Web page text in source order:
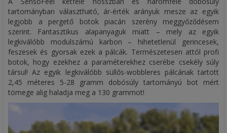
tartományban választható, ár-érték arányuk mesze az egyik
legjobb a pergető botok piacán szerény meggyőződésem
szerint. Fantasztikus alapanyaguk miatt – mely az egyik
legkiválóbb modulszámú karbon – hihetetlenül gerincesek,
feszesek és gyorsak ezek a pálcák. Természetesen attól profi
botok, hogy ezekhez a paraméterekhez cserébe csekély súly
társul! Az egyik legkiválóbb süllős-wobbleres pálcának tartott
2,45 méteres 5-28 gramm dobósúly tartományú bot mért
tömege alig haladja meg a 130 grammot!